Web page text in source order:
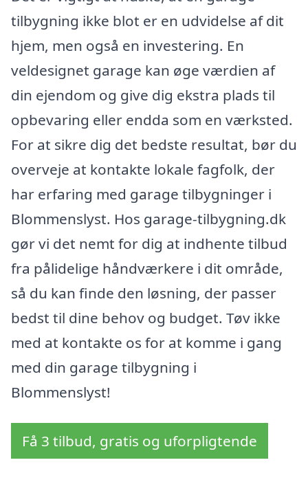
tilbygning ikke blot er en udvidelse af dit
hjem, men også en investering. En
veldesignet garage kan øge værdien af
din ejendom og give dig ekstra plads til
opbevaring eller endda som en værksted.
For at sikre dig det bedste resultat, bør du
overveje at kontakte lokale fagfolk, der
har erfaring med garage tilbygninger i
Blommenslyst. Hos garage-tilbygning.dk
gør vi det nemt for dig at indhente tilbud
fra pålidelige håndværkere i dit område,
så du kan finde den løsning, der passer
bedst til dine behov og budget. Tøv ikke
med at kontakte os for at komme i gang
med din garage tilbygning i
Blommenslyst!
Få 3 tilbud, gratis og uforpligtende